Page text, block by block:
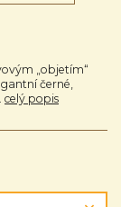
„objetím“
černé,
celý popis